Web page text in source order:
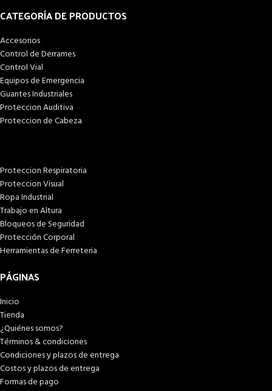
CATEGORÍA DE PRODUCTOS
Accesorios
Control de Derrames
Control Vial
Equipos de Emergencia
Guantes Industriales
Proteccion Auditiva
Proteccion de Cabeza
Proteccion Respiratoria
Proteccion Visual
Ropa Industrial
Trabajo en Altura
Bloqueos de Seguridad
Protección Corporal
Herramientas de Ferreteria
PÁGINAS
Inicio
Tienda
¿Quiénes somos?
Términos & condiciones
Condiciones y plazos de entrega
Costos y plazos de entrega
Formas de pago